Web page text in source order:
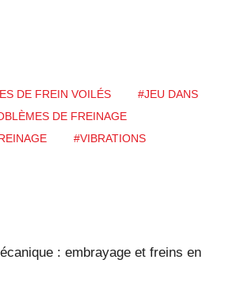
DE FREIN VOILÉS
#JEU DANS
DE FREINAGE
#VIBRATIONS
: embrayage et freins en